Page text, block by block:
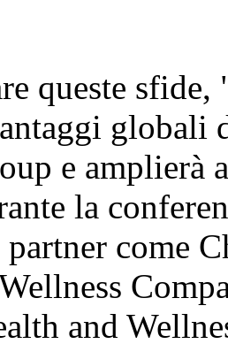
queste
globali
e amplierà
la
come
and